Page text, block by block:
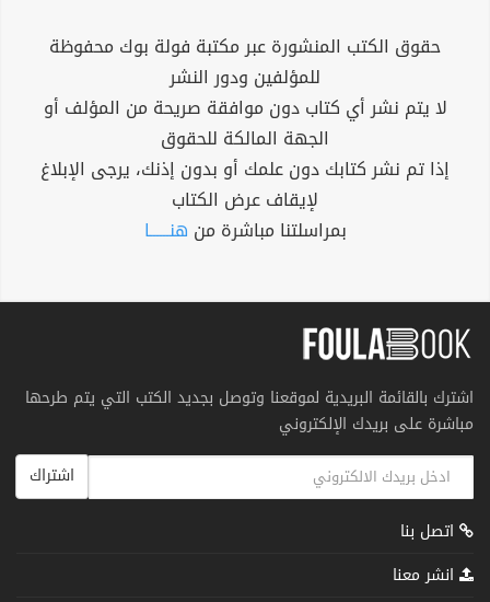
حقوق الكتب المنشورة عبر مكتبة فولة بوك محفوظة
للمؤلفين ودور النشر
لا يتم نشر أي كتاب دون موافقة صريحة من المؤلف أو
الجهة المالكة للحقوق
إذا تم نشر كتابك دون علمك أو بدون إذنك، يرجى الإبلاغ
لإيقاف عرض الكتاب
بمراسلتنا مباشرة من هنــــــا
اشترك بالقائمة البريدية لموقعنا وتوصل بجديد الكتب التي يتم طرحها
مباشرة على بريدك الإلكتروني
اشتراك
اتصل بنا
انشر معنا